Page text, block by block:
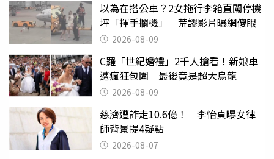
以為在搭公車？2女拖行李箱直闖停機
坪「揮手攔機」 荒謬影片曝網傻眼
2026-08-09
C羅「世紀婚禮」2千人搶看！新娘車
遭瘋狂包圍 最後竟是超大烏龍
2026-08-09
慈濟遭詐走10.6億！ 李怡貞曝女律
師背景提4疑點
2026-08-07